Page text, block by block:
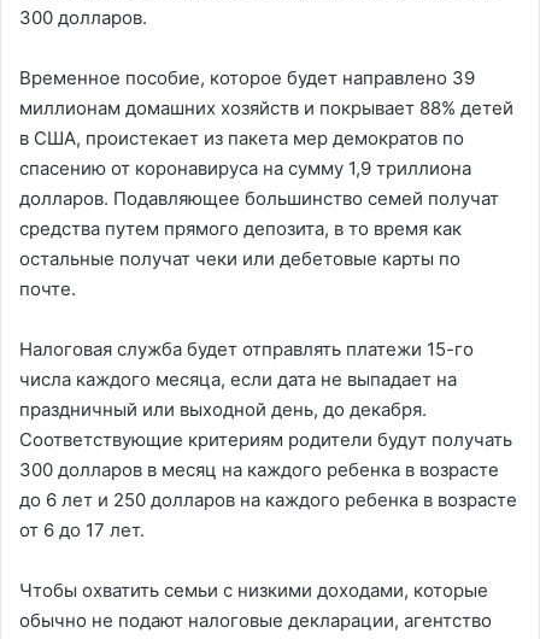
300 долларов.
Временное пособие, которое будет направлено 39
миллионам домашних хозяйств и покрывает 88% детей
в США, проистекает из пакета мер демократов по
спасению от коронавируса на сумму 1,9 триллиона
долларов. Подавляющее большинство семей получат
средства путем прямого депозита, в то время как
остальные получат чеки или дебетовые карты по
почте.
Налоговая служба будет отправлять платежи 15-го
числа каждого месяца, если дата не выпадает на
праздничный или выходной день, до декабря.
Соответствующие критериям родители будут получать
300 долларов в месяц на каждого ребенка в возрасте
до 6 лет и 250 долларов на каждого ребенка в возрасте
от 6 до 17 лет.
Чтобы охватить семьи с низкими доходами, которые
обычно не подают налоговые декларации, агентство